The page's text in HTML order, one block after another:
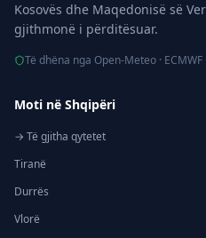
Kosovës dhe Maqedonisë së
gjithmonë i përditësuar.
Të dhëna nga Open-Meteo · ECMWF
Moti në Shqipëri
→ Të gjitha qytetet
Tiranë
Durrës
Vlorë